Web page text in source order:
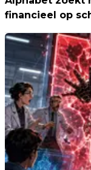
financieel op